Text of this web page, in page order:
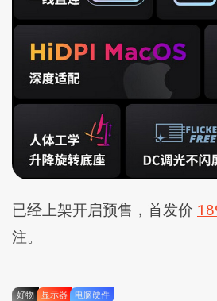
已经上架开启预售，首发价
注。
好物 显示器 电脑硬件